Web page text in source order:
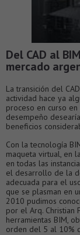
Del CAD al
mercado
La transición del
actividad hace ya
proceso en curso en
desempeño
beneficios
Con la tecnología
maqueta virtual, en
en todas las
el desarrollo de la
adecuada para el
que se plasman en
2010 pudimos
por el Arq. Christian
herramientas BIM,
orden del 5 al 10%